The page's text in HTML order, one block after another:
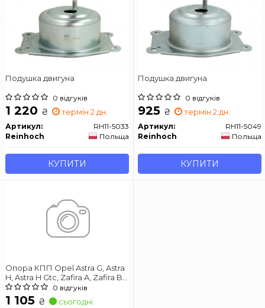
Подушка двигуна
0 відгуків
1 220 ₴ термін 2 дн.
Артикул:
RH11-5033
Reinhoch
Польща
КУПИТИ
Подушка двигуна
0 відгуків
925 ₴ термін 2 дн.
Артикул:
RH11-5049
Reinhoch
Польща
КУПИТИ
Опора КПП Opel Astra G, Astra
H, Astra H Gtc, Zafira A, Zafira B
1.3D-2.2D 02.98-04.15
0 відгуків
1 105 ₴ сьогодні